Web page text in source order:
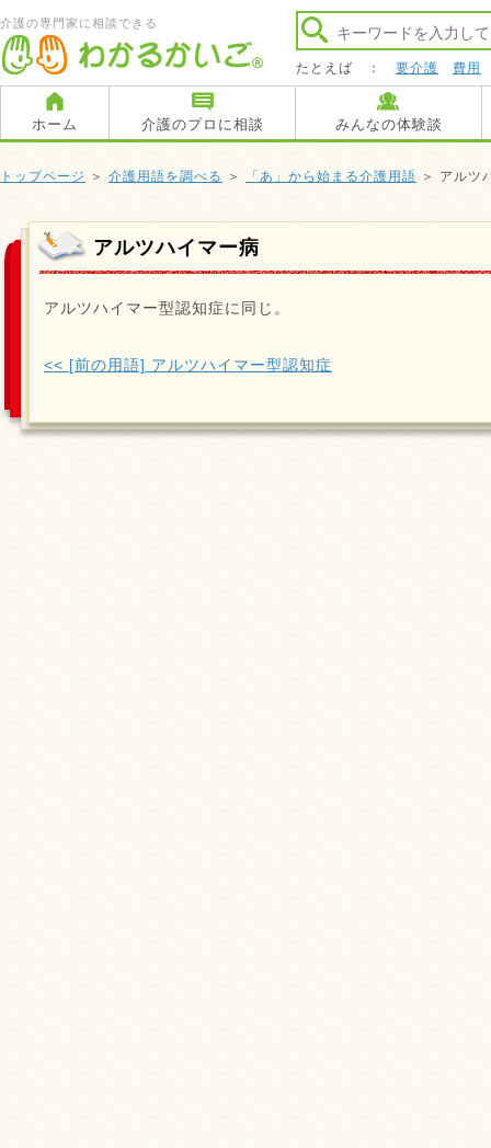
介護の専門家に相談できる
たとえば ： 要介護 費用
ホーム 介護のプロに相談 みんなの体験談
トップページ ＞ 介護用語を調べる ＞ 「あ」から始まる介護用語 ＞ アルツ
アルツハイマー病
アルツハイマー型認知症に同じ。
<< [前の用語] アルツハイマー型認知症